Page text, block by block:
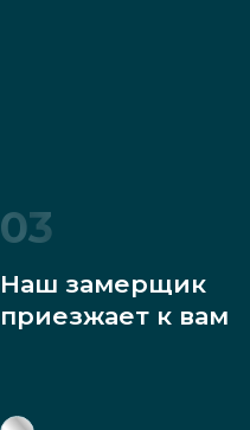
03
Наш замерщик
приезжает к вам